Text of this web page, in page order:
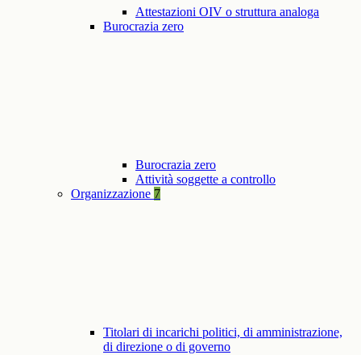
Attestazioni OIV o struttura analoga
Burocrazia zero
Burocrazia zero
Attività soggette a controllo
Organizzazione 7
Titolari di incarichi politici, di amministrazione,
di direzione o di governo